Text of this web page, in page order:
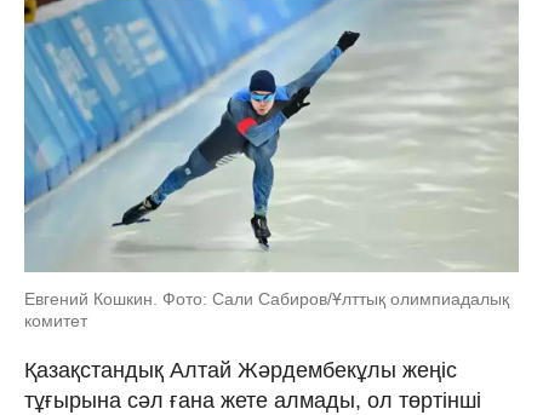
Евгений Кошкин. Фото: Сали Сабиров/Ұлттық олимпиадалық
комитет
Қазақстандық Алтай Жәрдембекұлы жеңіс
тұғырына сәл ғана жете алмады, ол төртінші